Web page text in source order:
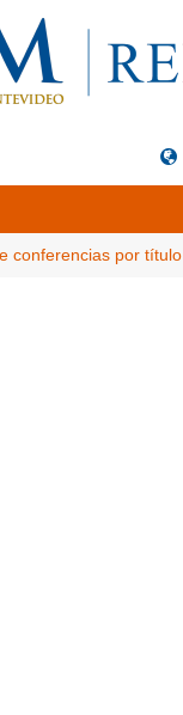
conferencias por título